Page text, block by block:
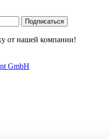
Подписаться
от нашей компании!